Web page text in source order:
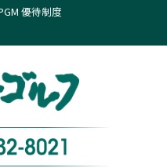
優待制度